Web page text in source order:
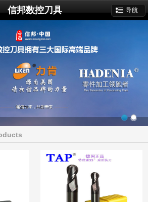
信邦数控刀具 导航